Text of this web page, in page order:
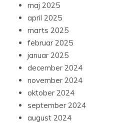
maj 2025
april 2025
marts 2025
februar 2025
januar 2025
december 2024
november 2024
oktober 2024
september 2024
august 2024